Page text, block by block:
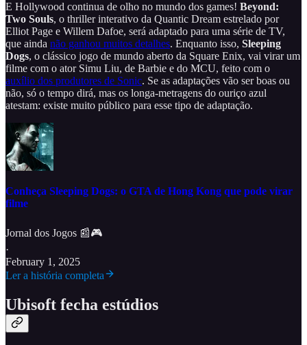
E Hollywood continua de olho no mundo dos games! Beyond:
Two Souls, o thriller interativo da Quantic Dream estrelado por
Elliot Page e Willem Dafoe, será adaptado para uma série de TV,
que ainda não ganhou muitos detalhes. Enquanto isso, Sleeping
Dogs, o clássico jogo de mundo aberto da Square Enix, vai virar um
filme com o ator Simu Liu, de Barbie e do MCU, feito com o
auxílio dos produtores de Sonic. Se as adaptações vão ser boas ou
não, só o tempo dirá, mas os longa-metragens do ouriço azul
atestam: existe muito público para esse tipo de adaptação.
Conheça Sleeping Dogs: o GTA de Hong Kong que pode virar
filme
Jornal dos Jogos 📰🎮
·
February 1, 2025
Ler a história completa
Ubisoft fecha estúdios